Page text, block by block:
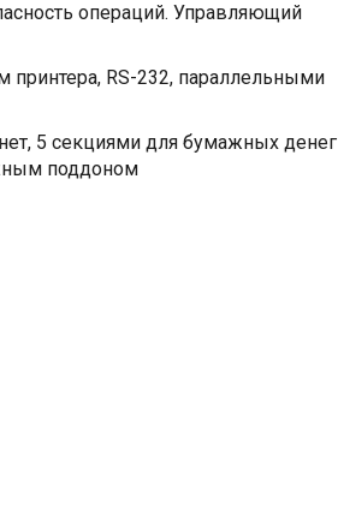
операций. Управляющий
RS-232, параллельными
5 секциями для бумажных денег
поддоном